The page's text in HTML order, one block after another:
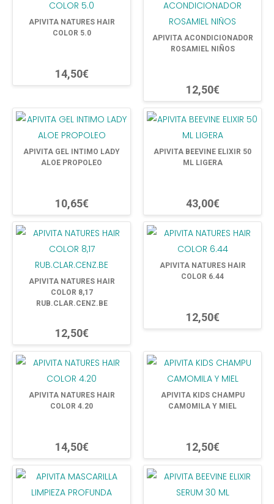
APIVITA NATURES HAIR
COLOR 5.0
14,50€
APIVITA ACONDICIONADOR
ROSAMIEL NIÑOS
12,50€
APIVITA GEL INTIMO LADY
ALOE PROPOLEO
10,65€
APIVITA BEEVINE ELIXIR 50
ML LIGERA
43,00€
APIVITA NATURES HAIR
COLOR 8,17
RUB.CLAR.CENZ.BE
12,50€
APIVITA NATURES HAIR
COLOR 6.44
12,50€
APIVITA NATURES HAIR
COLOR 4.20
14,50€
APIVITA KIDS CHAMPU
CAMOMILA Y MIEL
12,50€